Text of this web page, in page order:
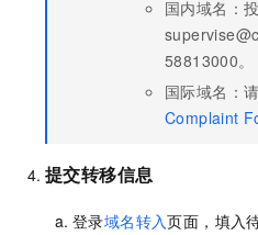
国内域名：
58813000。
国际域名：
Complaint
提交转移信息
登录域名转入页面，填入